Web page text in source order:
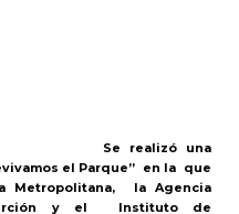
Se realizó una
el Parque” en la que
Metropolitana, la Agencia
y el Instituto de